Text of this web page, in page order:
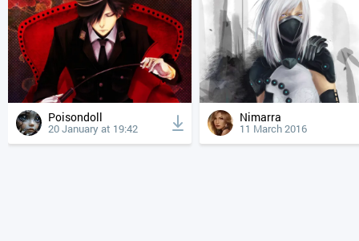
Poisondoll
20 January at 19:42
Nimarra
11 March 2016